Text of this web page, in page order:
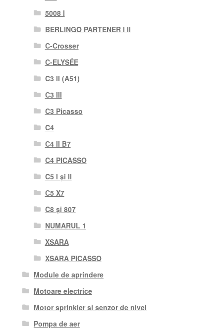
5008 I
BERLINGO PARTENER I II
C-Crosser
C-ELYSÉE
C3 II (A51)
C3 III
C3 Picasso
C4
C4 II B7
C4 PICASSO
C5 I și II
C5 X7
C8 și 807
NUMARUL 1
XSARA
XSARA PICASSO
Module de aprindere
Motoare electrice
Motor sprinkler si senzor de nivel
Pompa de aer